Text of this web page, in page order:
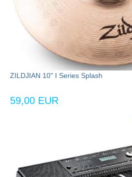
ZILDJIAN 10" I Series Splash
59,00 EUR